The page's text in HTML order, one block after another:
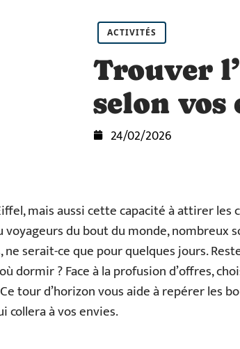
ACTIVITÉS
Trouver
selon vos
24/02/2026
mais aussi cette capacité à attirer les
voyageurs du bout du monde, nombreux
serait-ce que pour quelques jours.
dormir ? Face à la profusion d’offres,
tour d’horizon vous aide à repérer les
collera à vos envies.